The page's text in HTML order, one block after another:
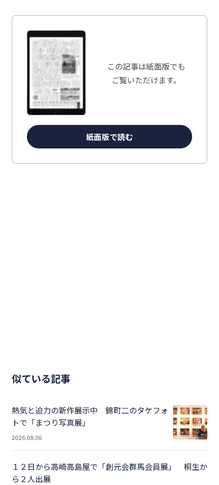
この記事は紙面版でも
ご覧いただけます。
紙面版で読む
似ている記事
熱気と迫力の新作展示中 錦町二のタケフォ
トで「まつり写真展」
2026.08.06
１２日から高崎高島屋で「創元会群馬会員展」 桐生か
ら２人出展